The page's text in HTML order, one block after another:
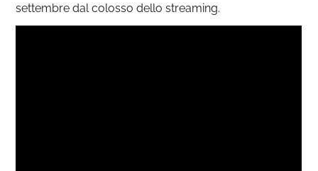
settembre dal colosso dello streaming.